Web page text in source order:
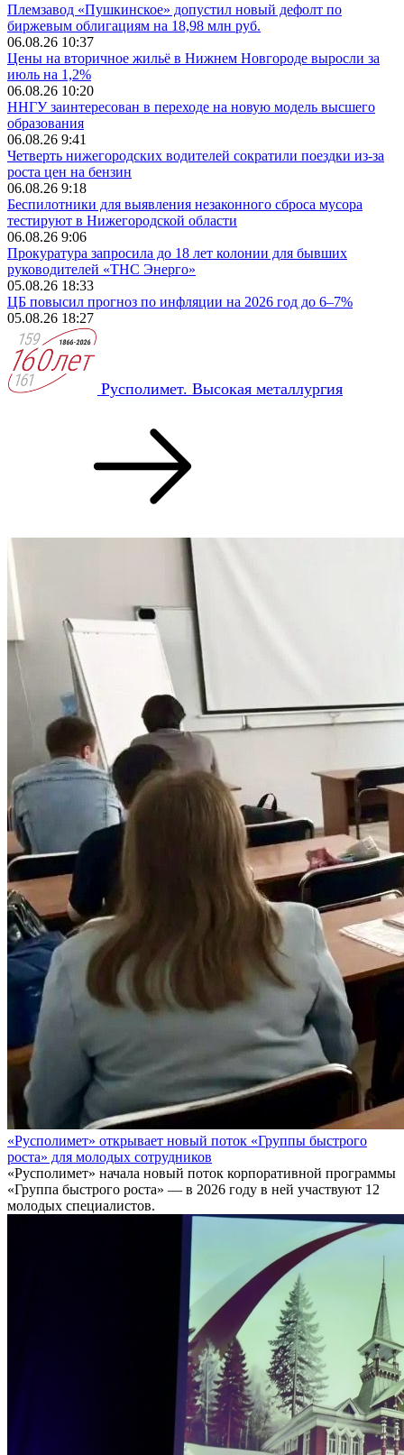
Племзавод «Пушкинское» допустил новый дефолт по
биржевым облигациям на 18,98 млн руб.
06.08.26 10:37
Цены на вторичное жильё в Нижнем Новгороде выросли за
июль на 1,2%
06.08.26 10:20
ННГУ заинтересован в переходе на новую модель высшего
образования
06.08.26 9:41
Четверть нижегородских водителей сократили поездки из‑за
роста цен на бензин
06.08.26 9:18
Беспилотники для выявления незаконного сброса мусора
тестируют в Нижегородской области
06.08.26 9:06
Прокуратура запросила до 18 лет колонии для бывших
руководителей «ТНС Энерго»
05.08.26 18:33
ЦБ повысил прогноз по инфляции на 2026 год до 6–7%
05.08.26 18:27
Русполимет. Высокая металлургия
«Русполимет» открывает новый поток «Группы быстрого
роста» для молодых сотрудников
«Русполимет» начала новый поток корпоративной программы
«Группа быстрого роста» — в 2026 году в ней участвуют 12
молодых специалистов.